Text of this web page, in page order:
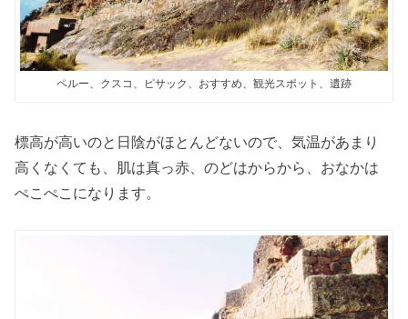
ペルー、クスコ、ピサック、おすすめ、観光スポット、遺跡
標高が高いのと日陰がほとんどないので、気温があまり
高くなくても、肌は真っ赤、のどはからから、おなかは
ぺこぺこになります。